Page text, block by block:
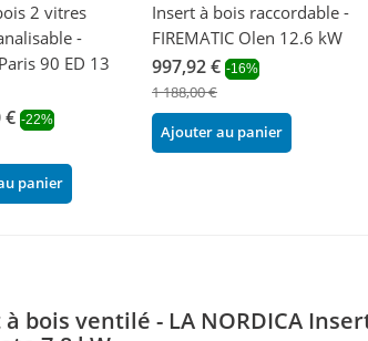
2 vitres
-
90 ED 13
€ -22%
panier
Insert à bois raccordable -
FIREMATIC Olen 12.6 kW
997,92 € -16%
1 188,00 €
Ajouter au panier
bois ventilé - LA NORDICA